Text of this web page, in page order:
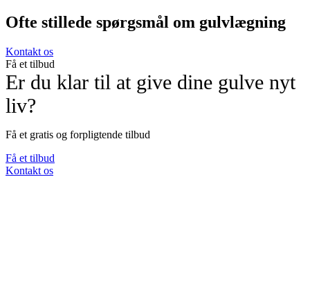
Ofte stillede spørgsmål om gulvlægning
Kontakt os
Få et tilbud
Er du klar til at give dine gulve nyt
liv?
Få et gratis og forpligtende tilbud
Få et tilbud
Kontakt os